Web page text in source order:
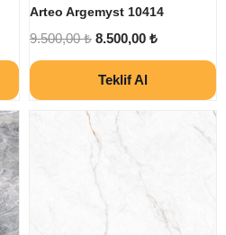
Arteo Argemyst 10414
9.500,00₺ 8.500,00 ₺
Teklif Al